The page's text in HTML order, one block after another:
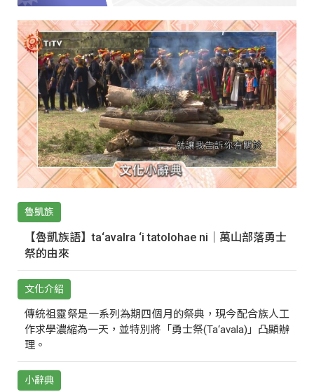
魯凱族
【魯凱族語】ta‘avalra ‘i tatolohae ni｜萬山部落勇士
祭的由來
文化介紹
傳統祖靈祭是一系列為期四個月的祭典，現今配合族人工
作求學濃縮為一天，並特別將「勇士祭(Ta‘avala)」凸顯辦
理。
小辭典